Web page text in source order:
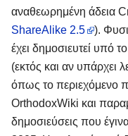
αναθεωρημένη άδεια
ShareAlike 2.5
).
έχει δημοσιευτεί υπό
(εκτός και αν υπάρχει
όπως το περιεχόμενο
OrthodoxWiki και
δημοσιεύσεις που